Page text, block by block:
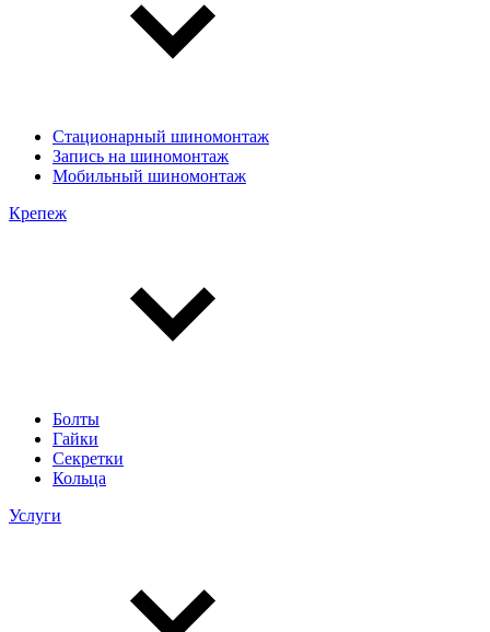
Стационарный шиномонтаж
Запись на шиномонтаж
Мобильный шиномонтаж
Крепеж
Болты
Гайки
Секретки
Кольца
Услуги